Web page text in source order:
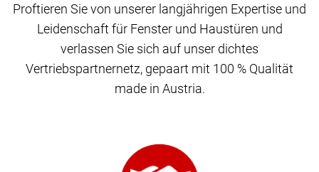
Proftieren Sie von unserer langjährigen Expertise und
Leidenschaft für Fenster und Haustüren und
verlassen Sie sich auf unser dichtes
Vertriebspartnernetz, gepaart mit 100 % Qualität
made in Austria.